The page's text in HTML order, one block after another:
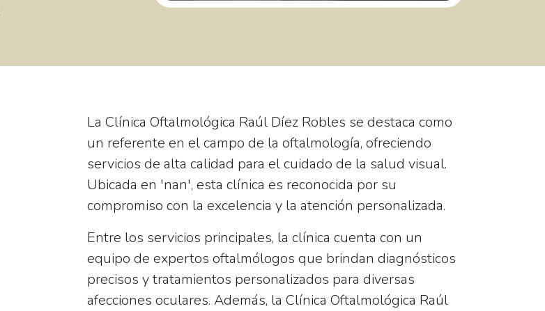
La Clínica Oftalmológica Raúl Díez Robles se destaca como
un referente en el campo de la oftalmología, ofreciendo
servicios de alta calidad para el cuidado de la salud visual.
Ubicada en 'nan', esta clínica es reconocida por su
compromiso con la excelencia y la atención personalizada.
Entre los servicios principales, la clínica cuenta con un
equipo de expertos oftalmólogos que brindan diagnósticos
precisos y tratamientos personalizados para diversas
afecciones oculares. Además, la Clínica Oftalmológica Raúl